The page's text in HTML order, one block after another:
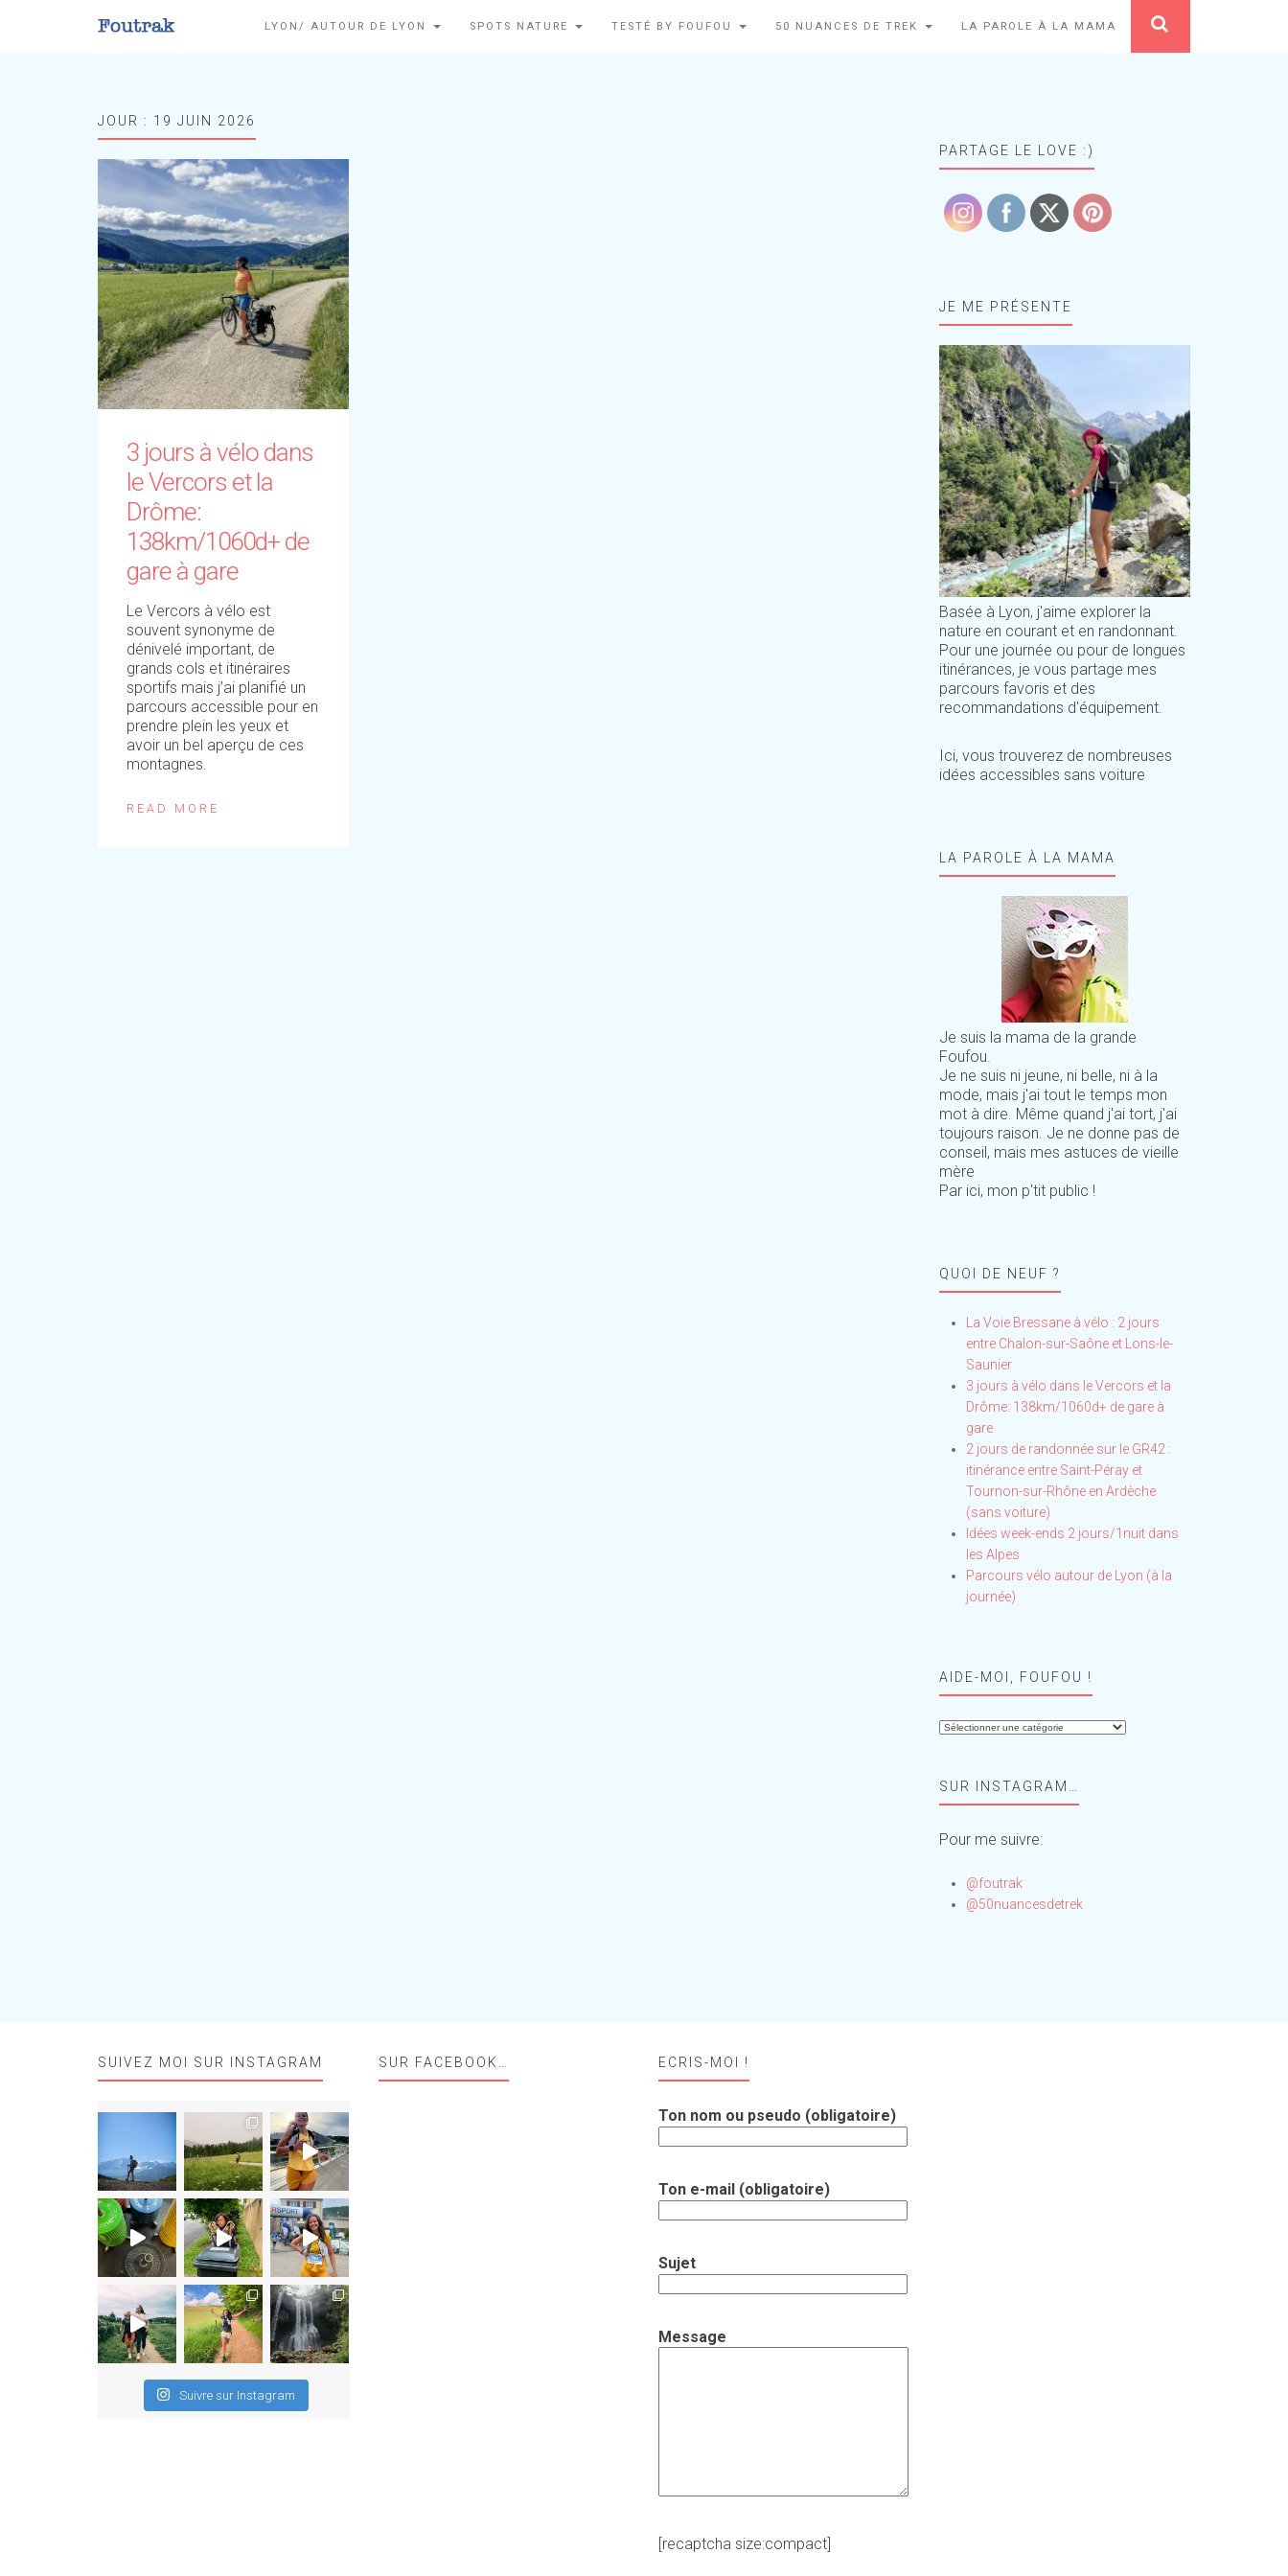
LYON/ AUTOUR DE LYON SPOTS NATURE TESTÉ BY FOUFOU 50 NUANCES DE TREK LA PAROLE À LA MAMA
JOUR : 19 JUIN 2026
3 jours à vélo dans
le Vercors et la
Drôme:
138km/1060d+ de
gare à gare
Le Vercors à vélo est
souvent synonyme de
dénivelé important, de
grands cols et itinéraires
sportifs mais j’ai planifié un
parcours accessible pour en
prendre plein les yeux et
avoir un bel aperçu de ces
montagnes.
READ MORE
PARTAGE LE LOVE :)
JE ME PRÉSENTE
Basée à Lyon, j'aime explorer la
nature en courant et en randonnant.
Pour une journée ou pour de longues
itinérances, je vous partage mes
parcours favoris et des
recommandations d'équipement.
Ici, vous trouverez de nombreuses
idées accessibles sans voiture
LA PAROLE À LA MAMA
Je suis la mama de la grande
Foufou.
Je ne suis ni jeune, ni belle, ni à la
mode, mais j'ai tout le temps mon
mot à dire. Même quand j'ai tort, j'ai
toujours raison. Je ne donne pas de
conseil, mais mes astuces de vieille
mère
Par ici, mon p'tit public !
QUOI DE NEUF ?
La Voie Bressane à vélo : 2 jours
entre Chalon-sur-Saône et Lons-le-
Saunier
3 jours à vélo dans le Vercors et la
Drôme: 138km/1060d+ de gare à
gare
2 jours de randonnée sur le GR42 :
itinérance entre Saint-Péray et
Tournon-sur-Rhône en Ardèche
(sans voiture)
Idées week-ends 2 jours/1nuit dans
les Alpes
Parcours vélo autour de Lyon (à la
journée)
AIDE-MOI, FOUFOU !
Aide-
!SUR INSTAGRAM…
Pour me suivre:
@foutrak
@50nuancesdetrek
SUIVEZ MOI SUR INSTAGRAM
Suivre sur Instagram
SUR FACEBOOK… ECRIS-MOI !
Ton nom ou pseudo (obligatoire)
Ton e-mail (obligatoire)
Sujet
Message
[recaptcha size:compact]